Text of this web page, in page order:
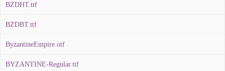
BZDHT.ttf
BZDBT.ttf
ByzantineEmpire.otf
BYZANTINE-Regular.ttf